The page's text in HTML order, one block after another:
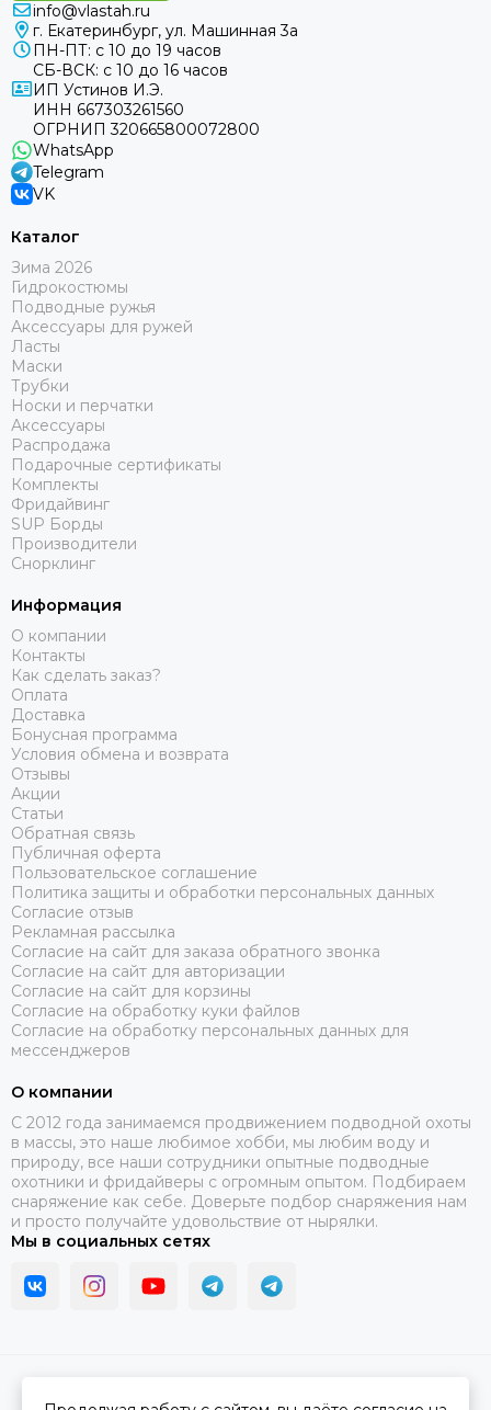
info@vlastah.ru
г. Екатеринбург, ул. Машинная 3а
ПН-ПТ: с 10 до 19 часов
СБ-ВСК: с 10 до 16 часов
ИП Устинов И.Э.
ИНН 667303261560
ОГРНИП 320665800072800
WhatsApp
Telegram
VK
Каталог
Зима 2026
Гидрокостюмы
Подводные ружья
Аксессуары для ружей
Ласты
Маски
Трубки
Носки и перчатки
Аксессуары
Распродажа
Подарочные сертификаты
Комплекты
Фридайвинг
SUP Борды
Производители
Снорклинг
Информация
О компании
Контакты
Как сделать заказ?
Оплата
Доставка
Бонусная программа
Условия обмена и возврата
Отзывы
Акции
Статьи
Обратная связь
Публичная оферта
Пользовательское соглашение
Политика защиты и обработки персональных данных
Согласие отзыв
Рекламная рассылка
Согласие на сайт для заказа обратного звонка
Согласие на сайт для авторизации
Согласие на сайт для корзины
Согласие на обработку куки файлов
Согласие на обработку персональных данных для
мессенджеров
О компании
C 2012 года занимаемся продвижением подводной охоты
в массы, это наше любимое хобби, мы любим воду и
природу, все наши сотрудники опытные подводные
охотники и фридайверы с огромным опытом. Подбираем
снаряжение как себе. Доверьте подбор снаряжения нам
и просто получайте удовольствие от нырялки.
Мы в социальных сетях
Сделано вMOSK.STUDIOдля платформыInSales